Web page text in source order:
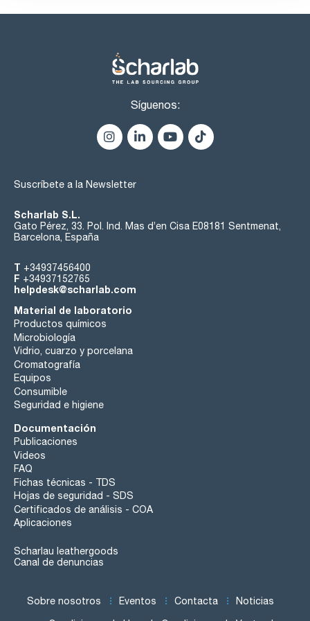
Contacte con consultas@scharlab.com indicando el modelo
de su equipo flash y le confirmaremos compatibilidad.
Síguenos:
Suscríbete a la Newsletter
Scharlab S.L.
Gato Pérez, 33. Pol. Ind. Mas d’en Cisa E08181 Sentmenat,
Barcelona, España
T +34937456400
F +34937152765
helpdesk@scharlab.com
Material de laboratorio
Productos químicos
Microbiología
Vidrio, cuarzo y porcelana
Cromatografía
Equipos
Consumible
Seguridad e higiene
Documentación
Publicaciones
Videos
FAQ
Fichas técnicas - TDS
Hojas de seguridad - SDS
Certificados de análisis - COA
Aplicaciones
Scharlau leathergoods
Canal de denuncias
Sobre nosotros Eventos Contacta Noticias